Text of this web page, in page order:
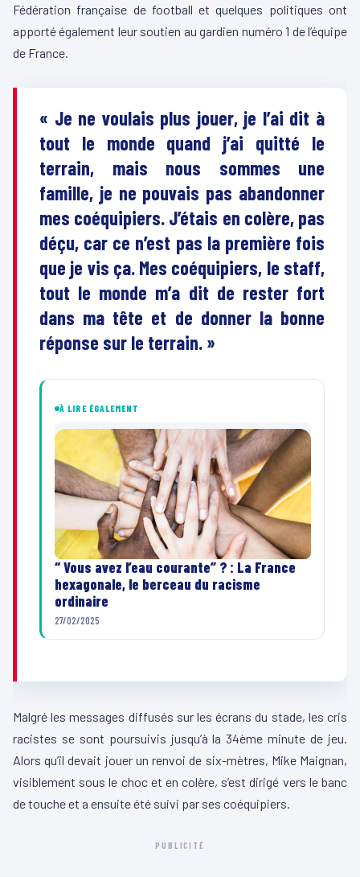
Fédération française de football et quelques politiques ont
apporté également leur soutien au gardien numéro 1 de l’équipe
de France.
« Je ne voulais plus jouer, je l’ai dit à
tout le monde quand j’ai quitté le
terrain, mais nous sommes une
famille, je ne pouvais pas abandonner
mes coéquipiers. J’étais en colère, pas
déçu, car ce n’est pas la première fois
que je vis ça. Mes coéquipiers, le staff,
tout le monde m’a dit de rester fort
dans ma tête et de donner la bonne
réponse sur le terrain. »
À LIRE ÉGALEMENT
“ Vous avez l’eau courante” ? : La France
hexagonale, le berceau du racisme
ordinaire
27/02/2025
Malgré les messages diffusés sur les écrans du stade, les cris
racistes se sont poursuivis jusqu’à la 34ème minute de jeu.
Alors qu’il devait jouer un renvoi de six-mètres, Mike Maignan,
visiblement sous le choc et en colère, s’est dirigé vers le banc
de touche et a ensuite été suivi par ses coéquipiers.
PUBLICITÉ